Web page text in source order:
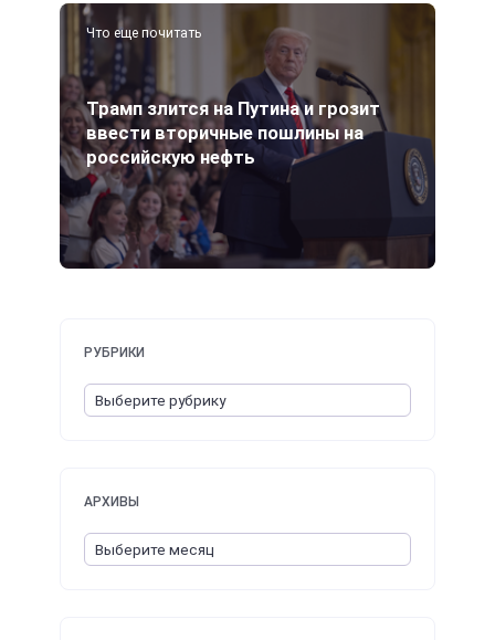
Что еще почитать
Трамп злится на Путина и грозит
ввести вторичные пошлины на
российскую нефть
РУБРИКИ
АРХИВЫ